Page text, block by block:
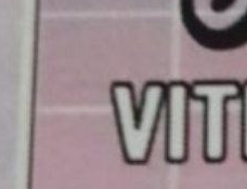
MO.
Vitrofus
ion